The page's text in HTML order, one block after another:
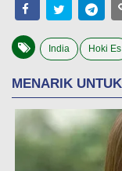
India Hoki Es